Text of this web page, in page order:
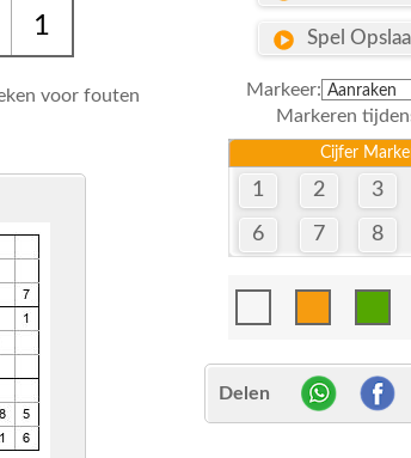
1
voor fouten
Spel
Markeer:
Markeren
Cijfer
1 2 3
6 7 8
Delen